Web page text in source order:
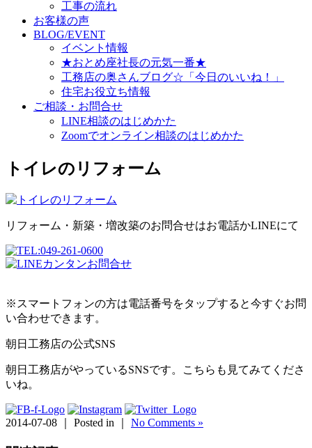
工事の流れ
お客様の声
BLOG/EVENT
イベント情報
★おとめ座社長の元気一番★
工務店の奥さんブログ☆「今日のいいね！」
住宅お役立ち情報
ご相談・お問合せ
LINE相談のはじめかた
Zoomでオンライン相談のはじめかた
トイレのリフォーム
リフォーム・新築・増改築のお問合せはお電話かLINEにて
※スマートフォンの方は電話番号をタップすると今すぐお問
い合わせできます。
朝日工務店の公式SNS
朝日工務店がやっているSNSです。こちらも見てみてくださ
いね。
2014-07-08 ｜ Posted in ｜ No Comments »